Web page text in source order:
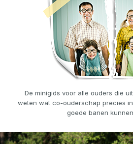
De minigids voor alle ouders die
weten wat co-ouderschap precies
goede banen